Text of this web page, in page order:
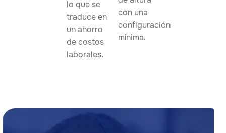
lo que se
traduce en
un ahorro
de costos
laborales.
con una
configuración
mínima.